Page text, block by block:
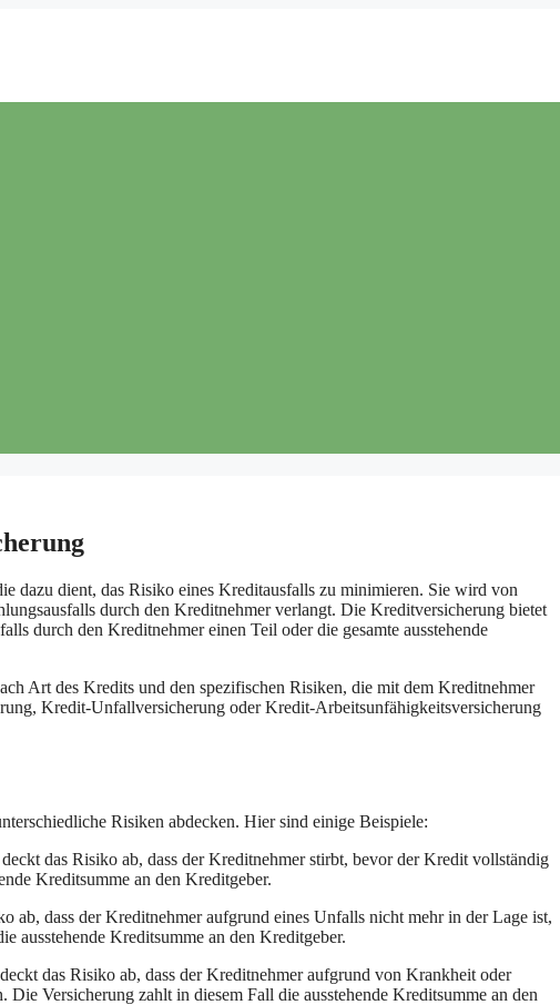
dazu dient, das Risiko eines Kreditausfalls zu minimieren. Sie wird von
durch den Kreditnehmer verlangt. Die Kreditversicherung bietet
durch den Kreditnehmer einen Teil oder die gesamte ausstehende
Art des Kredits und den spezifischen Risiken, die mit dem Kreditnehmer
Kredit-Unfallversicherung oder Kredit-Arbeitsunfähigkeitsversicherung
Risiken abdecken. Hier sind einige Beispiele:
das Risiko ab, dass der Kreditnehmer stirbt, bevor der Kredit vollständig
Kreditsumme an den Kreditgeber.
ab, dass der Kreditnehmer aufgrund eines Unfalls nicht mehr in der Lage ist,
ausstehende Kreditsumme an den Kreditgeber.
das Risiko ab, dass der Kreditnehmer aufgrund von Krankheit oder
Versicherung zahlt in diesem Fall die ausstehende Kreditsumme an den